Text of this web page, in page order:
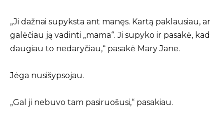
„Ji dažnai supyksta ant manęs. Kartą paklausiau, ar
galėčiau ją vadinti „mama“. Ji supyko ir pasakė, kad
daugiau to nedaryčiau,“ pasakė Mary Jane.
Jėga nusišypsojau.
„Gal ji nebuvo tam pasiruošusi,“ pasakiau.